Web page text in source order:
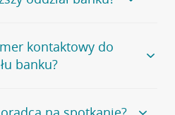
banku, zapraszamy na
, na której znajduje się
kontaktowy do
banku?
ogólnego numeru